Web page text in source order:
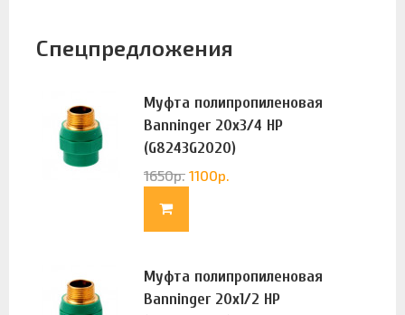
Спецпредложения
Муфта полипропиленовая
Banninger 20х3/4 НР
(G8243G2020)
1650р. 1100р.
Муфта полипропиленовая
Banninger 20х1/2 НР